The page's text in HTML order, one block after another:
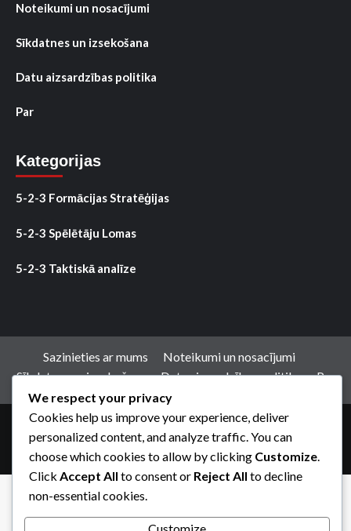
Noteikumi un nosacījumi
Sīkdatnes un izsekošana
Datu aizsardzības politika
Par
Kategorijas
5-2-3 Formācijas Stratēģijas
5-2-3 Spēlētāju Lomas
5-2-3 Taktiskā analīze
Sazinieties ar mums
Noteikumi un nosacījumi
Sīkdatnes un izsekošana
Datu aizsardzības politika Par
Copyright © All rights reserved. | CoverNews
themes.
We respect your privacy
Cookies help us improve your experience, deliver
personalized content, and analyze traffic. You can
choose which cookies to allow by clicking Customize
Click Accept All to consent or Reject All to decline
non-essential cookies.